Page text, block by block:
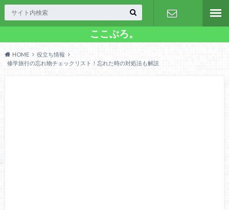
ここぶろ。
HOME
役立ち情報
修学旅行の忘れ物チェックリスト！忘れた時の対処法も解説